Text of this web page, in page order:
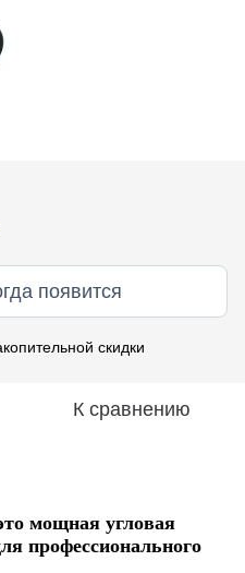
появится
скидки
К сравнению
мощная угловая
профессионального